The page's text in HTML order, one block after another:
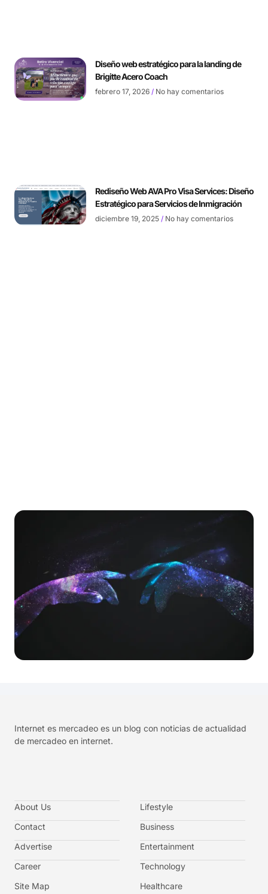
Diseño web estratégico para la landing de
Brigitte Acero Coach
febrero 17, 2026 No hay comentarios
Rediseño Web AVA Pro Visa Services: Diseño
Estratégico para Servicios de Inmigración
diciembre 19, 2025 No hay comentarios
Internet es mercadeo es un blog con noticias de actualidad
de mercadeo en internet.
About Us
Contact
Advertise
Career
Site Map
Lifestyle
Business
Entertainment
Technology
Healthcare